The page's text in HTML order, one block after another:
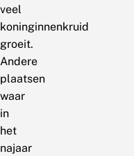
veel
koninginnenkruid
groeit.
Andere
plaatsen
waar
in
het
najaar